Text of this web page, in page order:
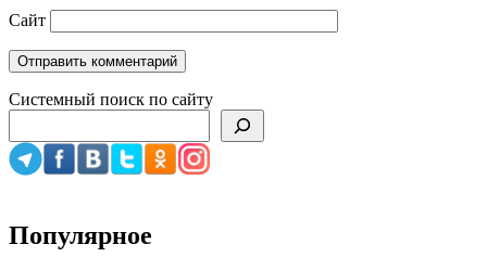
Сайт
Системный поиск по сайту
Популярное